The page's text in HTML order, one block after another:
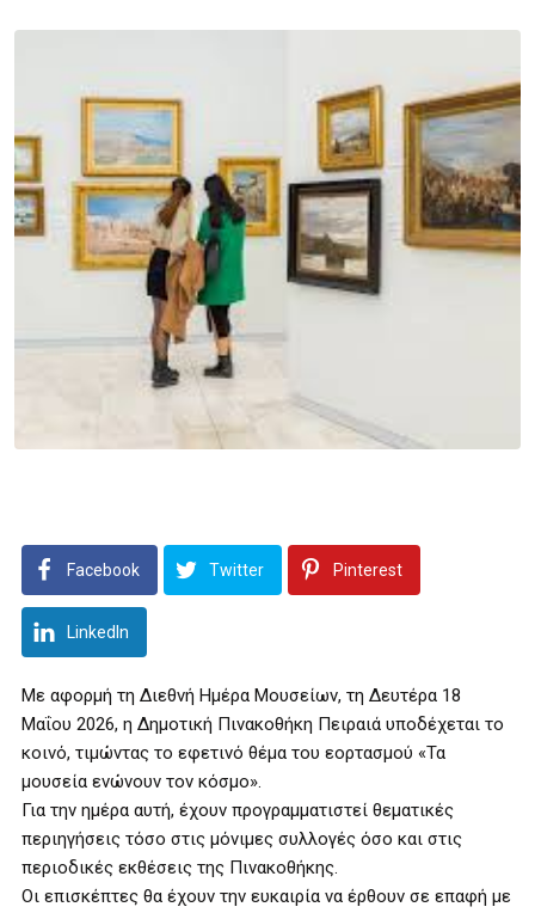
Facebook Twitter Pinterest
LinkedIn
Με αφορμή τη Διεθνή Ημέρα Μουσείων, τη Δευτέρα 18
Μαΐου 2026, η Δημοτική Πινακοθήκη Πειραιά υποδέχεται το
κοινό, τιμώντας το εφετινό θέμα του εορτασμού «Τα
μουσεία ενώνουν τον κόσμο».
Για την ημέρα αυτή, έχουν προγραμματιστεί θεματικές
περιηγήσεις τόσο στις μόνιμες συλλογές όσο και στις
περιοδικές εκθέσεις της Πινακοθήκης.
Οι επισκέπτες θα έχουν την ευκαιρία να έρθουν σε επαφή με